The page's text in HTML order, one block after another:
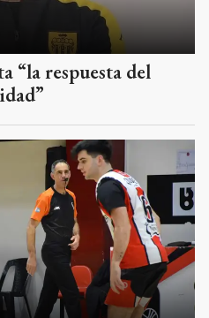
“la respuesta del